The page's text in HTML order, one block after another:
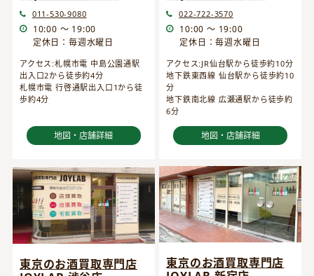
011-530-9080
10:00 ～ 19:00
定休日：毎週水曜日
アクセス:札幌市電 中島公園通駅
出入口2から徒歩約4分
札幌市電 行啓通駅出入口1から徒
歩約4分
地図・店舗詳細
022-722-3570
10:00 ～ 19:00
定休日：毎週水曜日
アクセス:JR仙台駅から徒歩約10分
地下鉄東西線 仙台駅から徒歩約10
分
地下鉄南北線 広瀬通駅から徒歩約
6分
地図・店舗詳細
東京のお酒買取専門店
東京のお酒買取専門店